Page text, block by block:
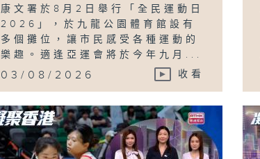
康文署於8月2日舉行「全民運動日
2026」，於九龍公園體育館設有
多個攤位，讓市民感受各種運動的
樂趣。適逢亞運會將於今年九月...
03/08/2026 收看